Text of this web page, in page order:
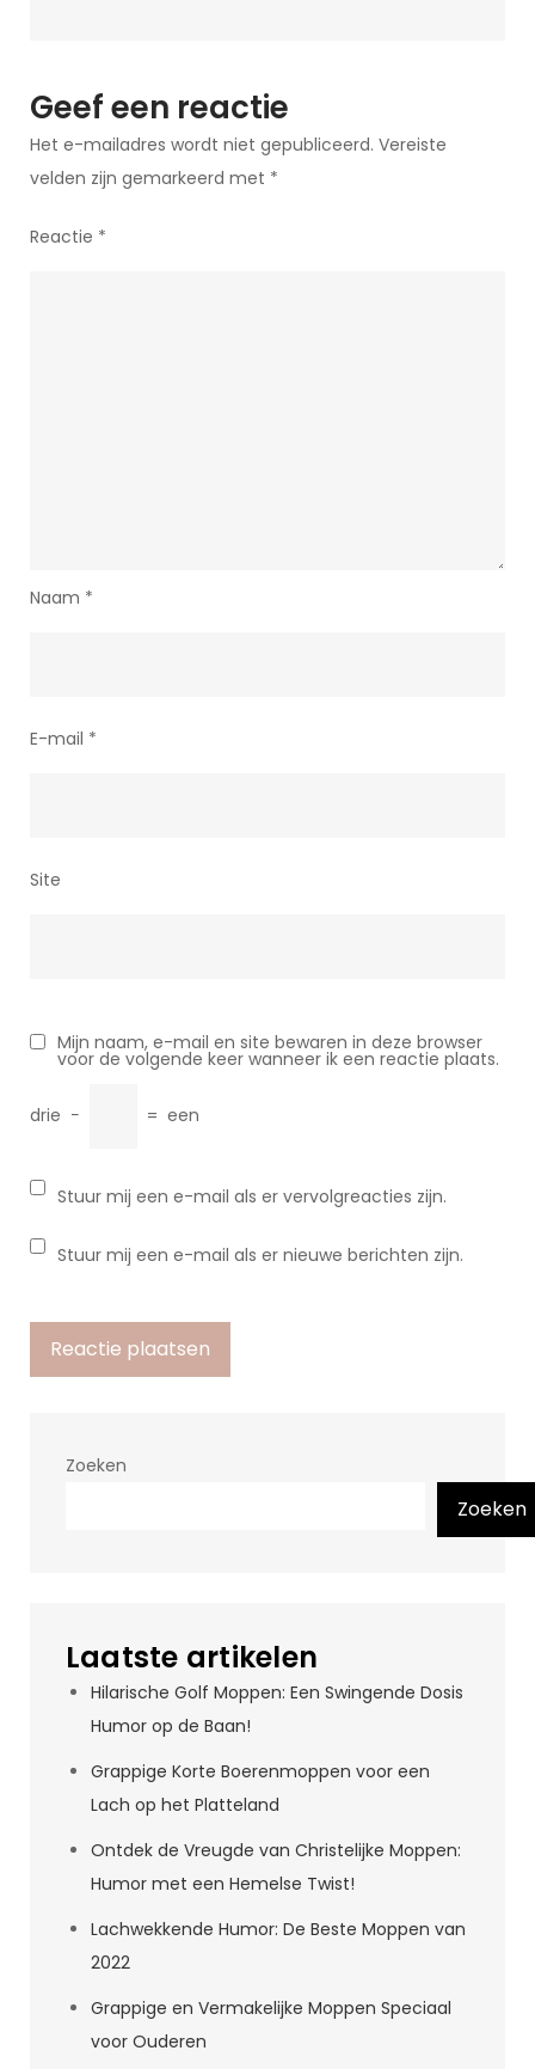
Geef een reactie
Het e-mailadres wordt niet gepubliceerd. Vereiste
velden zijn gemarkeerd met *
Reactie *
Naam *
E-mail *
Site
Mijn naam, e-mail en site bewaren in deze browser
voor de volgende keer wanneer ik een reactie plaats.
drie − = een
Stuur mij een e-mail als er vervolgreacties zijn.
Stuur mij een e-mail als er nieuwe berichten zijn.
Zoeken
Zoeken
Laatste artikelen
Hilarische Golf Moppen: Een Swingende Dosis
Humor op de Baan!
Grappige Korte Boerenmoppen voor een
Lach op het Platteland
Ontdek de Vreugde van Christelijke Moppen:
Humor met een Hemelse Twist!
Lachwekkende Humor: De Beste Moppen van
2022
Grappige en Vermakelijke Moppen Speciaal
voor Ouderen